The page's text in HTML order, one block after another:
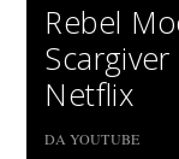
Rebel
Netflix
DA YOUTUBE